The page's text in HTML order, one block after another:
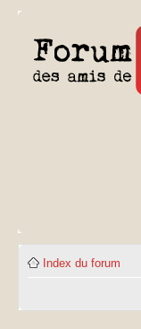
Index du forum